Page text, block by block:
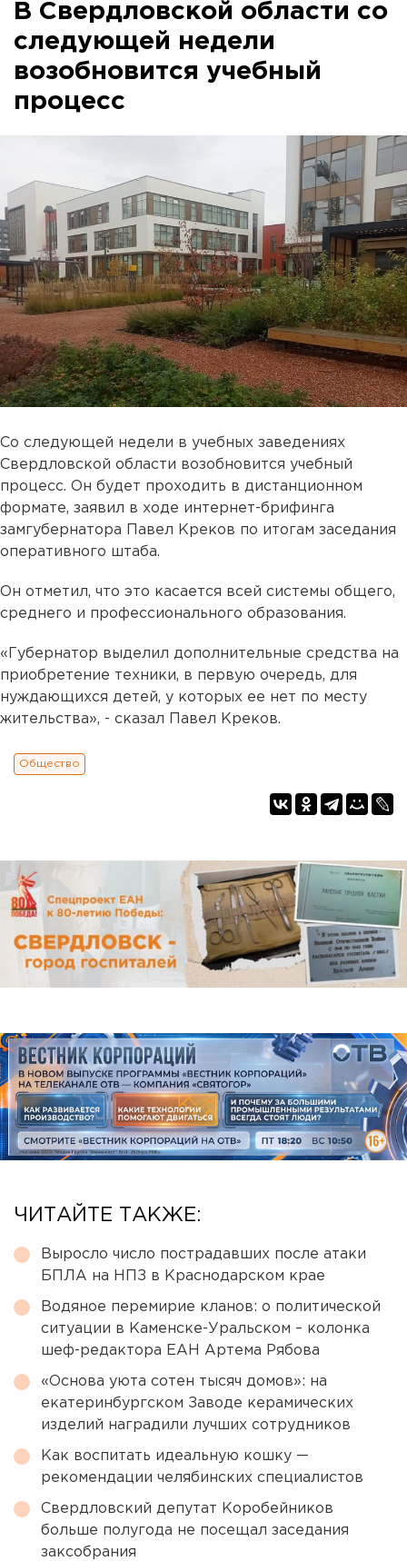
В Свердловской области со
следующей недели
возобновится учебный
процесс
Со следующей недели в учебных заведениях
Свердловской области возобновится учебный
процесс. Он будет проходить в дистанционном
формате, заявил в ходе интернет-брифинга
замгубернатора Павел Креков по итогам заседания
оперативного штаба.
Он отметил, что это касается всей системы общего,
среднего и профессионального образования.
«Губернатор выделил дополнительные средства на
приобретение техники, в первую очередь, для
нуждающихся детей, у которых ее нет по месту
жительства», - сказал Павел Креков.
Общество
ЧИТАЙТЕ ТАКЖЕ:
Выросло число пострадавших после атаки
БПЛА на НПЗ в Краснодарском крае
Водяное перемирие кланов: о политической
ситуации в Каменске-Уральском – колонка
шеф-редактора ЕАН Артема Рябова
«Основа уюта сотен тысяч домов»: на
екатеринбургском Заводе керамических
изделий наградили лучших сотрудников
Как воспитать идеальную кошку —
рекомендации челябинских специалистов
Свердловский депутат Коробейников
больше полугода не посещал заседания
заксобрания